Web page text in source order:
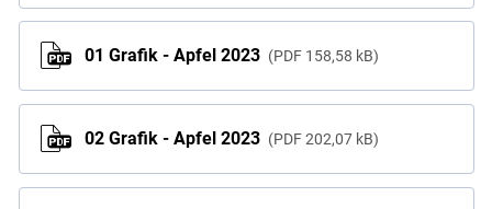
01 Grafik - Apfel 2023 PDF 158,58 kB
02 Grafik - Apfel 2023 PDF 202,07 kB